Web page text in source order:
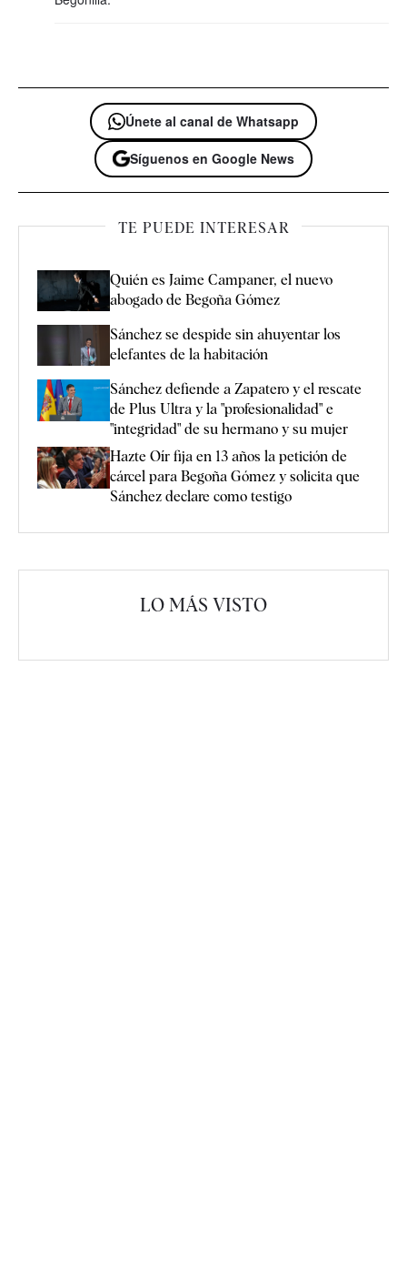
Únete al canal de Whatsapp
Síguenos en Google News
TE PUEDE INTERESAR
Quién es Jaime Campaner, el nuevo
abogado de Begoña Gómez
Sánchez se despide sin ahuyentar los
elefantes de la habitación
Sánchez defiende a Zapatero y el rescate
de Plus Ultra y la "profesionalidad" e
"integridad" de su hermano y su mujer
Hazte Oír fija en 13 años la petición de
cárcel para Begoña Gómez y solicita que
Sánchez declare como testigo
LO MÁS VISTO